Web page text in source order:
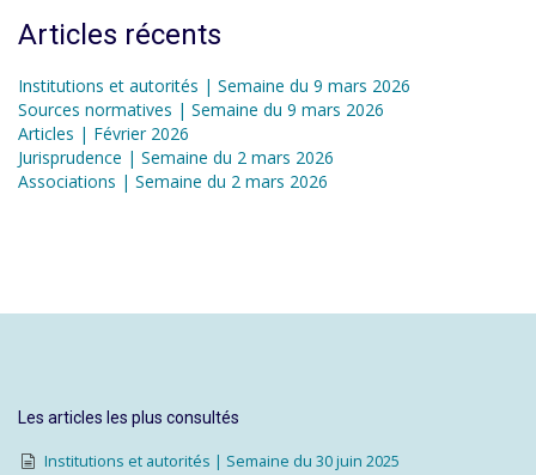
Articles récents
Institutions et autorités | Semaine du 9 mars 2026
Sources normatives | Semaine du 9 mars 2026
Articles | Février 2026
Jurisprudence | Semaine du 2 mars 2026
Associations | Semaine du 2 mars 2026
Les articles les plus consultés
Institutions et autorités | Semaine du 30 juin 2025